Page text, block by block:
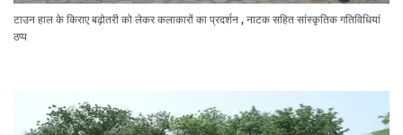
टाउन हाल के किराए बढ़ोतरी को लेकर कलाकारों का प्रदर्शन , नाटक सहित सांस्कृतिक गतिविधियां
ठप्प